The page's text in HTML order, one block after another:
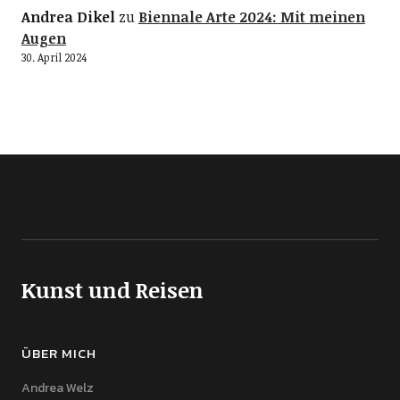
Andrea Dikelzu Biennale Arte 2024: Mit meinen
Augen
30. April 2024
Kunst und Reisen
ÜBER MICH
Andrea Welz